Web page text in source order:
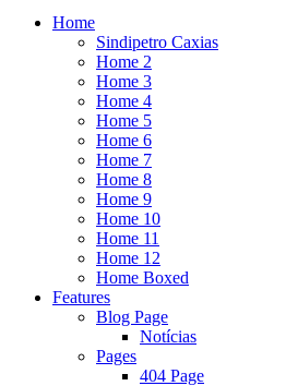
Home
Sindipetro Caxias
Home 2
Home 3
Home 4
Home 5
Home 6
Home 7
Home 8
Home 9
Home 10
Home 11
Home 12
Home Boxed
Features
Blog Page
Notícias
Pages
404 Page